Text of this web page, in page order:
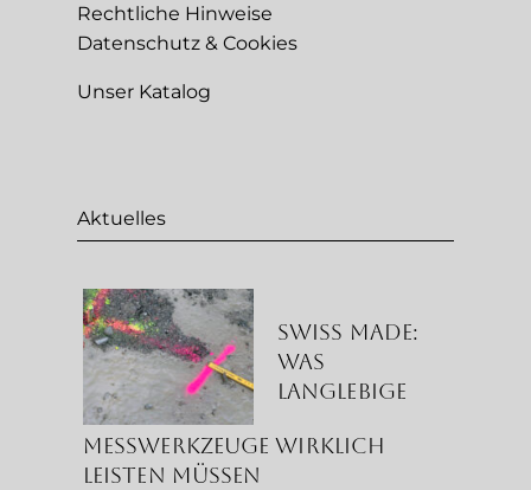
Rechtliche Hinweise
Datenschutz & Cookies
Unser Katalog
Aktuelles
Swiss Made:
Was
langlebige
Messwerkzeuge wirklich
leisten müssen